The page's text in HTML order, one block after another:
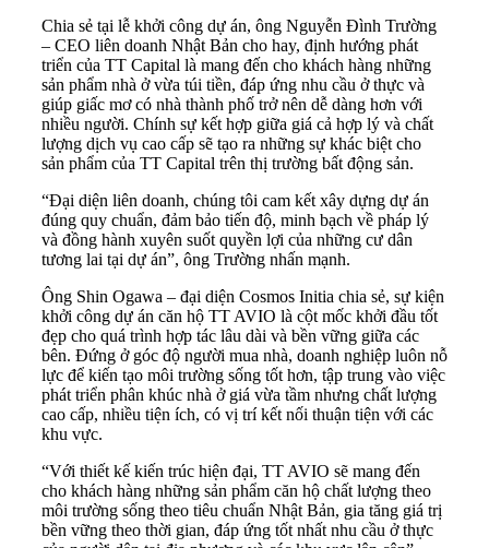
Chia sẻ tại lễ khởi công dự án, ông Nguyễn Đình Trường
– CEO liên doanh Nhật Bản cho hay, định hướng phát
triển của TT Capital là mang đến cho khách hàng những
sản phẩm nhà ở vừa túi tiền, đáp ứng nhu cầu ở thực và
giúp giấc mơ có nhà thành phố trở nên dễ dàng hơn với
nhiều người. Chính sự kết hợp giữa giá cả hợp lý và chất
lượng dịch vụ cao cấp sẽ tạo ra những sự khác biệt cho
sản phẩm của TT Capital trên thị trường bất động sản.
“Đại diện liên doanh, chúng tôi cam kết xây dựng dự án
đúng quy chuẩn, đảm bảo tiến độ, minh bạch về pháp lý
và đồng hành xuyên suốt quyền lợi của những cư dân
tương lai tại dự án”, ông Trường nhấn mạnh.
Ông Shin Ogawa – đại diện Cosmos Initia chia sẻ, sự kiện
khởi công dự án căn hộ TT AVIO là cột mốc khởi đầu tốt
đẹp cho quá trình hợp tác lâu dài và bền vững giữa các
bên. Đứng ở góc độ người mua nhà, doanh nghiệp luôn nỗ
lực để kiến tạo môi trường sống tốt hơn, tập trung vào việc
phát triển phân khúc nhà ở giá vừa tầm nhưng chất lượng
cao cấp, nhiều tiện ích, có vị trí kết nối thuận tiện với các
khu vực.
“Với thiết kế kiến trúc hiện đại, TT AVIO sẽ mang đến
cho khách hàng những sản phẩm căn hộ chất lượng theo
môi trường sống theo tiêu chuẩn Nhật Bản, gia tăng giá trị
bền vững theo thời gian, đáp ứng tốt nhất nhu cầu ở thực